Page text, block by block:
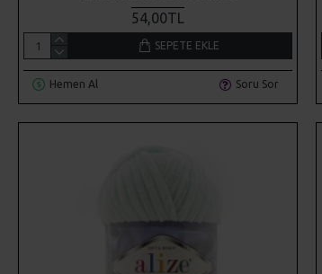
54,00TL
SEPETE EKLE
Hemen Al Soru Sor